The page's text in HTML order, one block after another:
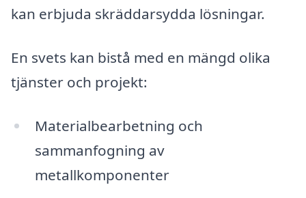
kan erbjuda skräddarsydda lösningar.
En svets kan bistå med en mängd olika
tjänster och projekt:
Materialbearbetning och
sammanfogning av
metallkomponenter